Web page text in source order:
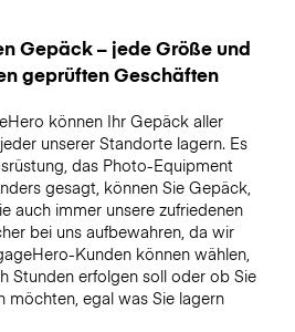
Gepäck – jede Größe und
geprüften Geschäften
können Ihr Gepäck aller
unserer Standorte lagern. Es
das Photo-Equipment
gesagt, können Sie Gepäck,
auch immer unsere zufriedenen
bei uns aufbewahren, da wir
Kunden können wählen,
Stunden erfolgen soll oder ob Sie
möchten, egal was Sie lagern